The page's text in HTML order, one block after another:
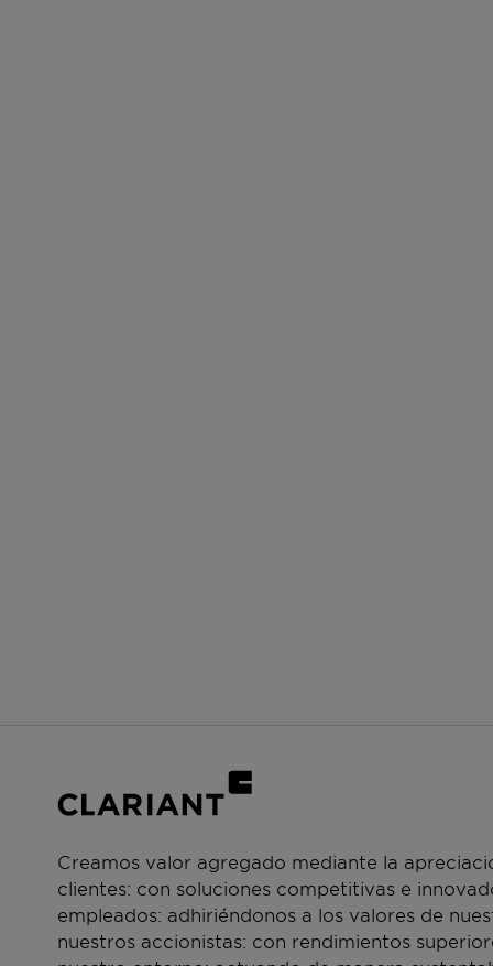
Creamos valor agregado mediante la
clientes: con soluciones competitivas e
empleados: adhiriéndonos a los valores de
nuestros accionistas: con rendimientos